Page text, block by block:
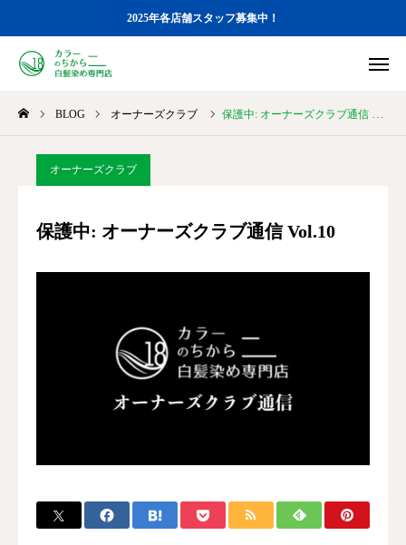
2025年各店舗スタッフ募集中！
BLOG オーナーズクラブ 保護中: オーナーズクラブ通信 Vol.10
オーナーズクラブ
保護中: オーナーズクラブ通信 Vol.10
店舗一覧
STAFF募集 ブログ
カラーのちから 店舗一覧
各店のGoogle口コミ